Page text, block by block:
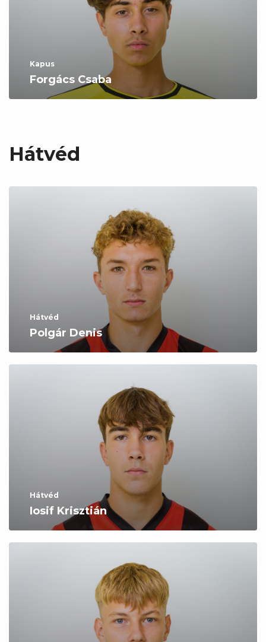
Kapus
Forgács Csaba
Hátvéd
Hátvéd
Polgár Denis
Hátvéd
Iosif Krisztián